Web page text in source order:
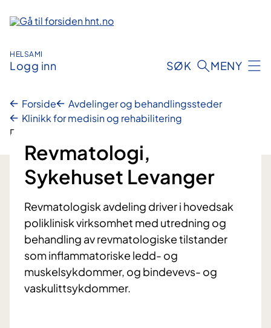
innhold
HELSAMI
Logg inn SØK MENY
Forside
Avdelinger og behandlingssteder
Klinikk for medisin og rehabilitering
Revmatologi, Sykehuset Levanger
Revmatologi,
Sykehuset Levanger
Revmatologisk avdeling driver i hovedsak
poliklinisk virksomhet med utredning og
behandling av revmatologiske tilstander
som inflammatoriske ledd- og
muskelsykdommer, og bindevevs- og
vaskulittsykdommer.